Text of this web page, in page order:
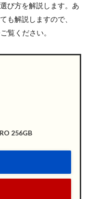
び方を解説します。あ
も解説しますので、
覧ください。
256GB